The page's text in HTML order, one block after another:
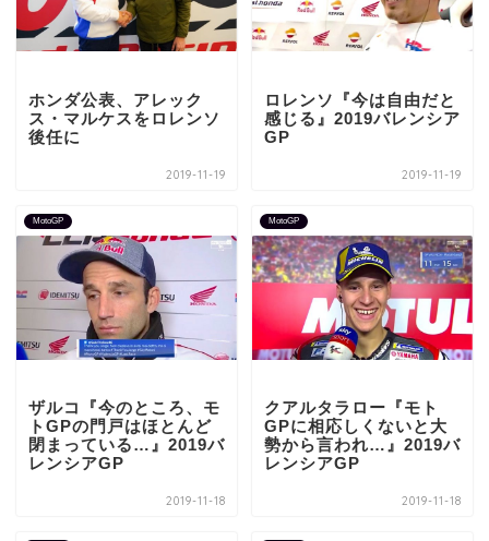
ホンダ公表、アレック
ス・マルケスをロレンソ
後任に
2019-11-19
ロレンソ『今は自由だと
感じる』2019バレンシア
GP
2019-11-19
MotoGP
ザルコ『今のところ、モ
トGPの門戸はほとんど
閉まっている…』2019バ
レンシアGP
2019-11-18
MotoGP
クアルタラロー『モト
GPに相応しくないと大
勢から言われ…』2019バ
レンシアGP
2019-11-18